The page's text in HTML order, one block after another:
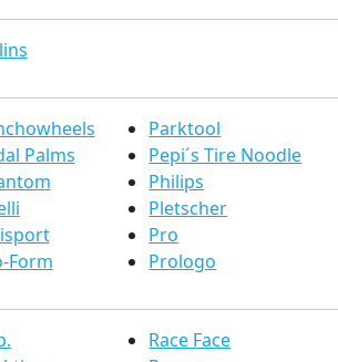
Parktool
Palms
Pepi´s Tire Noodle
Philips
Pletscher
Pro
Form
Prologo
Race Face